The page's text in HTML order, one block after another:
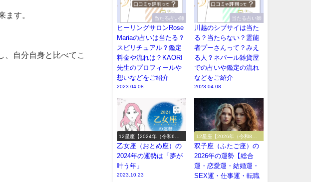
ます。
、自分自身と比べてこ
当たる占い師
ヒーリングサロンRose
Mariaの占いは当たる？
スピリチュアル？鑑定
料金や流れは？KAORI
先生のプロフィールや
想いなどをご紹介
2023.04.08
当たる占い師
川越のシブサイは当た
る？当たらない？霊能
者プーさんって？みえ
る人？ネパール雑貨屋
での占いや鑑定の流れ
などをご紹介
2023.04.08
12星座【2024年（令和6
年）の運勢】
乙女座（おとめ座）の
2024年の運勢は「夢が
叶う年」
2023.10.23
12星座【2026年（令和8
年）の運勢】
双子座（ふたご座）の
2026年の運勢【総合
運・恋愛運・結婚運・
SEX運・仕事運・転職